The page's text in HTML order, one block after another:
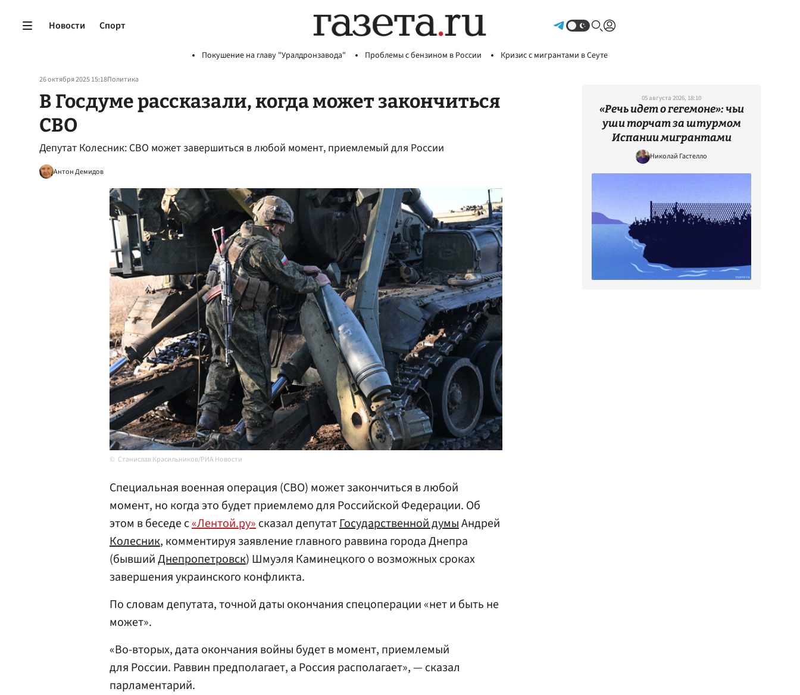
Новости Спорт
Покушение на главу "Уралдронзавода" Проблемы с бензином в России Кризис с мигрантами в Сеуте
26 октября 2025 15:18Политика
В Госдуме рассказали, когда может закончиться
СВО
Депутат Колесник: СВО может завершиться в любой момент, приемлемый для России
Антон Демидов
Станислав Красильников/РИА Новости
Специальная военная операция (СВО) может закончиться в любой
момент, но когда это будет приемлемо для Российской Федерации. Об
этом в беседе с«Лентой.ру»сказал депутатГосударственной думыАндрей
Колесник, комментируя заявление главного раввина города Днепра
(бывшийДнепропетровск) Шмуэля Каминецкого о возможных сроках
завершения украинского конфликта.
По словам депутата, точной даты окончания спецоперации «нет и быть не
может».
«Во-вторых, дата окончания войны будет в момент, приемлемый
для России. Раввин предполагает, а Россия располагает», — сказал
парламентарий.
05 августа 2026, 18:10
«Речь идет о гегемоне»: чьи
уши торчат за штурмом
Испании мигрантами
Николай Гастелло